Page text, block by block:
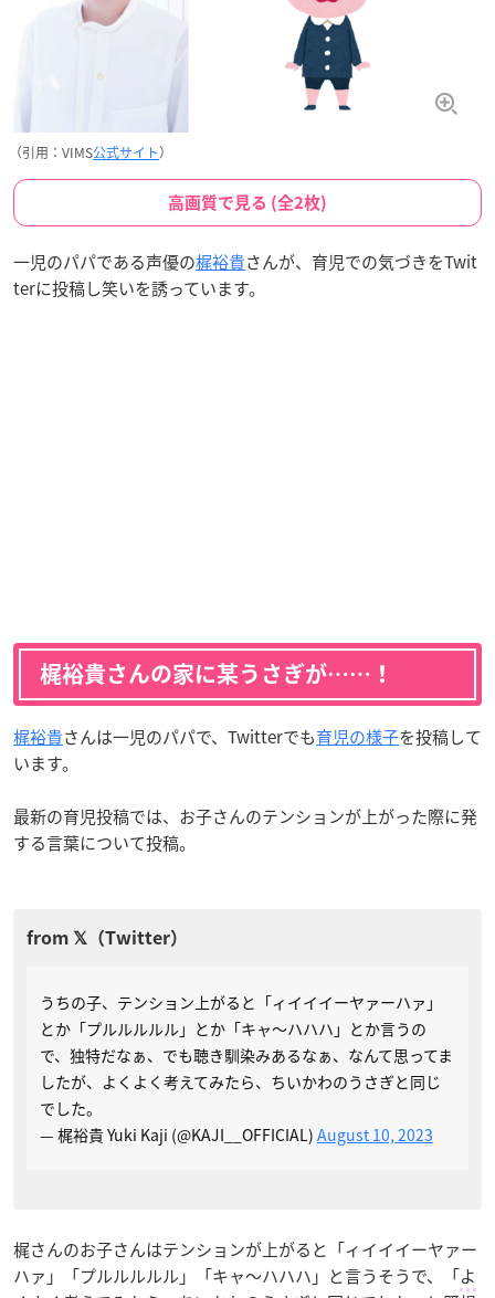
（引用：VIMS公式サイト）
高画質で見る (全2枚)
一児のパパである声優の梶裕貴さんが、育児での気づきをTwit
terに投稿し笑いを誘っています。
梶裕貴さんの家に某うさぎが……！
梶裕貴さんは一児のパパで、Twitterでも育児の様子を投稿して
います。
最新の育児投稿では、お子さんのテンションが上がった際に発
する言葉について投稿。
うちの子、テンション上がると「ィイイイーヤァーハァ」
とか「プルルルルル」とか「キャ〜ハハハ」とか言うの
で、独特だなぁ、でも聴き馴染みあるなぁ、なんて思ってま
したが、よくよく考えてみたら、ちいかわのうさぎと同じ
でした。
— 梶裕貴 Yuki Kaji (@KAJI__OFFICIAL) August 10, 2023
梶さんのお子さんはテンションが上がると「ィイイイーヤァー
ハァ」「プルルルルル」「キャ〜ハハハ」と言うそうで、「よ